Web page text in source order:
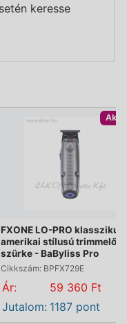
keresse
FXONE LO-PRO klasszikus
amerikai stílusú trimmelő
szürke - BaByliss Pro
Cikkszám: BPFX729E
Ár:
59 360 Ft
Jutalom: 1187 pont